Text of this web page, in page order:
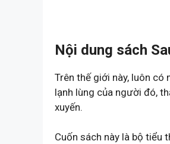
Nội dung sách
Trên thế giới này, luôn
lạnh lùng của người đó,
xuyến.
Cuốn sách này là bộ tiểu